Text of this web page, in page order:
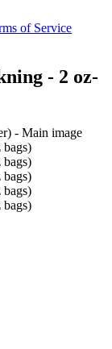
of Service
- 2 oz-